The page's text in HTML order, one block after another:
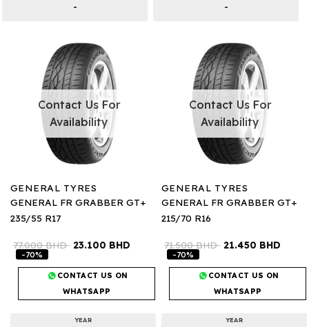
-
-
Contact Us For
Availability
GENERAL TYRES
GENERAL FR GRABBER GT+
215/70 R16
71.500BHD 21.450 BHD
-70%
CONTACT US ON
WHATSAPP
YEAR
Contact Us For
Availability
GENERAL TYRES
GENERAL FR GRABBER GT+
235/55 R17
77.000BHD 23.100 BHD
-70%
CONTACT US ON
WHATSAPP
YEAR